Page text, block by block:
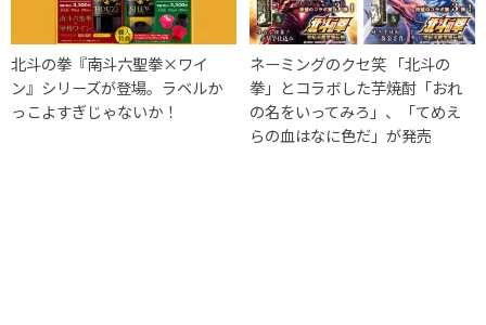
北斗の拳『南斗六聖拳×ワイ
ン』シリーズが登場。ラベルか
っこよすぎじゃないか！
ネーミングのクセ笑 「北斗の
拳」とコラボした芋焼酎「おれ
の名をいってみろ」、「てめえ
らの血はなに色だ」が発売